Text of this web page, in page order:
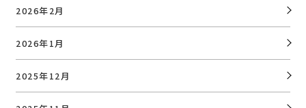
2026年2月
2026年1月
2025年12月